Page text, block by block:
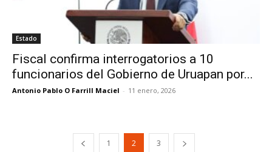
Estado
Fiscal confirma interrogatorios a 10
funcionarios del Gobierno de Uruapan por...
Antonio Pablo O Farrill Maciel - 11 enero, 2026
1 2 3